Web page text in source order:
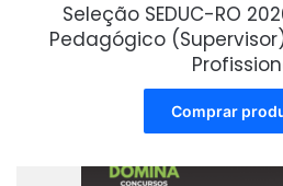
Seleção SEDUC-RO
Pedagógico
Comprar